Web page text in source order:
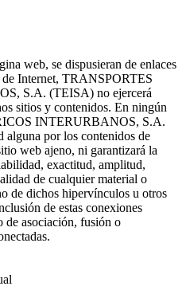
web, se dispusieran de enlaces
Internet, TRANSPORTES
S.A. (TEISA) no ejercerá
sitios y contenidos. En ningún
INTERURBANOS, S.A.
por los contenidos de
web ajeno, ni garantizará la
exactitud, amplitud,
de cualquier material o
de dichos hipervínculos u otros
de estas conexiones
de asociación, fusión o